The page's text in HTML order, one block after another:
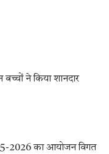
ने किया शानदार
2026 का आयोजन विगत